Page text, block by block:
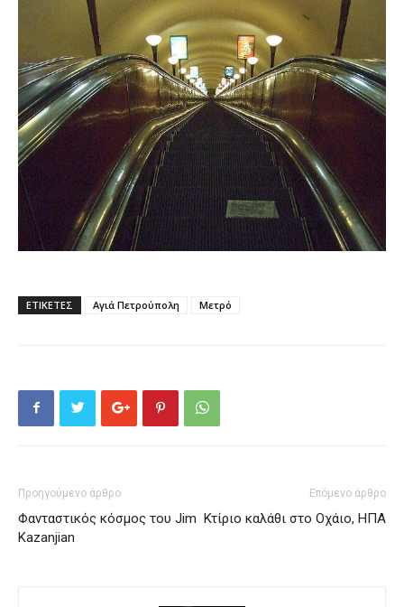
ΕΤΙΚΕΤΕΣ Αγιά Πετρούπολη Μετρό
Προηγούμενο άρθρο
Φανταστικός κόσμος του Jim
Kazanjian
Επόμενο άρθρο
Κτίριο καλάθι στο Οχάιο, ΗΠΑ